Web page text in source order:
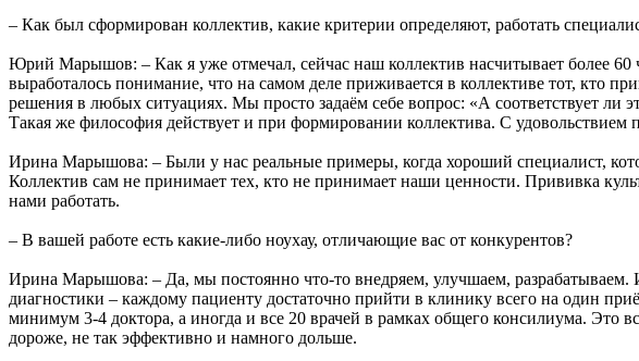
– Как был сформирован коллектив, какие критерии определяют, работать
Юрий Марышов: – Как я уже отмечал, сейчас наш коллектив насчитывает более
выработалось понимание, что на самом деле приживается в коллективе тот, кто
решения в любых ситуациях. Мы просто задаём себе вопрос: «А соответствует ли
Такая же философия действует и при формировании коллектива. С удовольствием
Ирина Марышова: – Были у нас реальные примеры, когда хороший специалист,
Коллектив сам не принимает тех, кто не принимает наши ценности. Прививка
нами работать.
– В вашей работе есть какие-либо ноухау, отличающие вас от конкурентов?
Ирина Марышова: – Да, мы постоянно что-то внедряем, улучшаем, разрабатываем.
диагностики – каждому пациенту достаточно прийти в клинику всего на один
минимум 3-4 доктора, а иногда и все 20 врачей в рамках общего консилиума. Это
дороже, не так эффективно и намного дольше.